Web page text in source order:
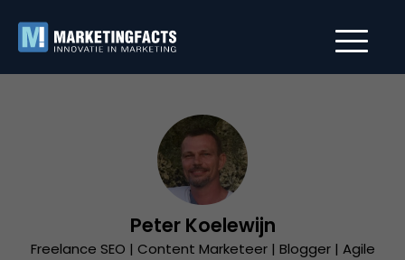
Peter Koelewijn
Freelance SEO | Content Marketeer | Blogger | Agile